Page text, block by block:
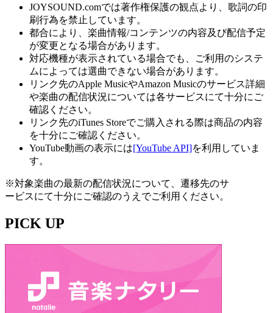
JOYSOUND.comでは著作権保護の観点より、歌詞の印
刷行為を禁止しています。
都合により、楽曲情報/コンテンツの内容及び配信予定
が変更となる場合があります。
対応機種が表示されている場合でも、ご利用のシステ
ムによっては選曲できない場合があります。
リンク先のApple MusicやAmazon Musicのサービス詳細
や楽曲の配信状況については各サービスにて十分にご
確認ください。
リンク先のiTunes Storeでご購入される際は商品の内容
を十分にご確認ください。
YouTube動画の表示には[YouTube API]を利用していま
す。
※対象楽曲の最新の配信状況について、遷移先のサ
ービスにて十分にご確認のうえでご利用ください。
PICK UP